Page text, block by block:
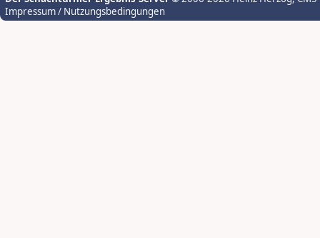
Impressum / Nutzungsbedingungen